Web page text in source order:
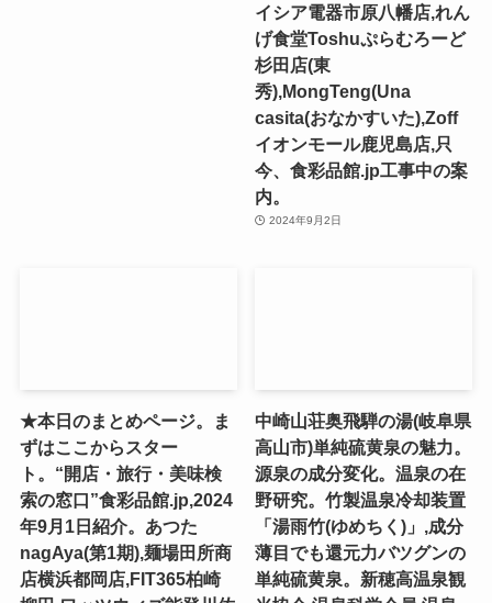
イシア電器市原八幡店,れん
げ食堂Toshuぷらむろーど
杉田店(東
秀),MongTeng(Una
casita(おなかすいた),Zoff
イオンモール鹿児島店,只
今、食彩品館.jp工事中の案
内。
2024年9月2日
★本日のまとめページ。ま
ずはここからスター
ト。“開店・旅行・美味検
索の窓口”食彩品館.jp,2024
年9月1日紹介。あつた
nagAya(第1期),麺場田所商
店横浜都岡店,FIT365柏崎
中崎山荘奥飛騨の湯(岐阜県
高山市)単純硫黄泉の魅力。
源泉の成分変化。温泉の在
野研究。竹製温泉冷却装置
「湯雨竹(ゆめちく)」,成分
薄目でも還元力バツグンの
単純硫黄泉。新穂高温泉観